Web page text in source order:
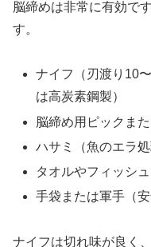
脳締めは非常に有効で
す。
ナイフ（刃渡り10
は高炭素鋼製）
脳締め用ピックま
ハサミ（魚のエラ処
タオルやフィッシ
手袋または軍手（安
ナイフは切れ味が良く